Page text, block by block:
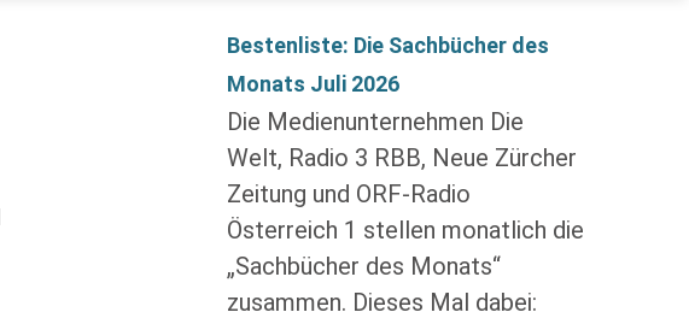
Bestenliste: Die Sachbücher des
Monats Juli 2026
Die Medienunternehmen Die
Welt, Radio 3 RBB, Neue Zürcher
Zeitung und ORF-Radio
Österreich 1 stellen monatlich die
„Sachbücher des Monats“
zusammen. Dieses Mal dabei: